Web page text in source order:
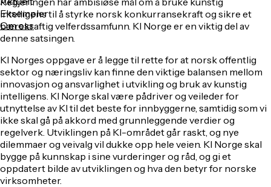
Eksempler
Om oss
intelligens til å styrke norsk konkurransekraft og sikre et
bærekraftig velferdssamfunn. KI Norge er en viktig del av
denne satsingen.
KI Norges oppgave er å legge til rette for at norsk offentlig
sektor og næringsliv kan finne den viktige balansen mellom
innovasjon og ansvarlighet i utvikling og bruk av kunstig
intelligens. KI Norge skal være pådriver og veileder for
utnyttelse av KI til det beste for innbyggerne, samtidig som vi
ikke skal gå på akkord med grunnleggende verdier og
regelverk. Utviklingen på KI-området går raskt, og nye
dilemmaer og veivalg vil dukke opp hele veien. KI Norge skal
bygge på kunnskap i sine vurderinger og råd, og gi et
oppdatert bilde av utviklingen og hva den betyr for norske
virksomheter.